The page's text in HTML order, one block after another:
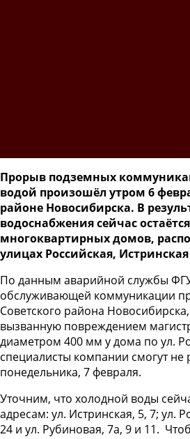
Прорыв подземных
водой произошёл утром 6
районе Новосибирска. В
водоснабжения сейчас
многоквартирных домов,
улицах Российская,
По данным аварийной службы
обслуживающей коммуникации
Советского района
вызванную повреждением
диаметром 400 мм у дома по ул.
специалисты компании смогут не
понедельника, 7 февраля.
Уточним, что холодной воды
адресам: ул. Истринская, 5, 7; ул.
24 и ул. Рубиновая, 7а, 9 и 11.